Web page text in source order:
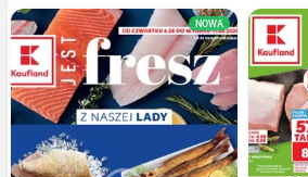
NOWA